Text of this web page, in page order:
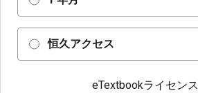
恒久アクセス
eTextbookライセンス